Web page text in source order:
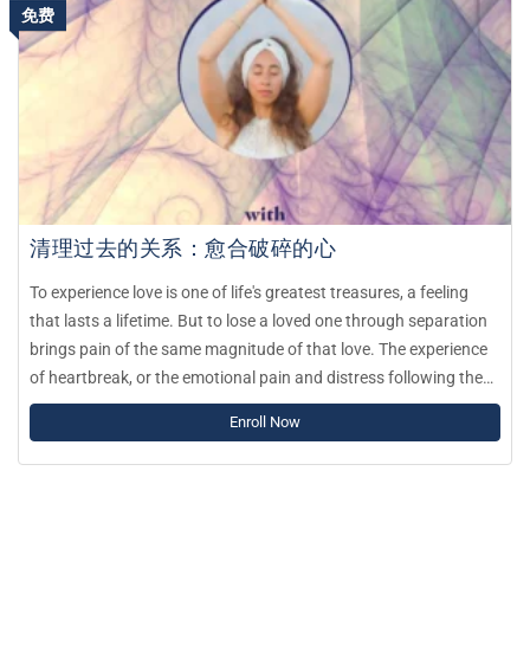
免费
清理过去的关系：愈合破碎的心
To experience love is one of life's greatest treasures, a feeling
that lasts a lifetime. But to lose a loved one through separation
brings pain of the same magnitude of that love. The experience
of heartbreak, or the emotional pain and distress following the
end of a romantic relationship can be as intense as physical
pain, such as losing a limb.
Enroll Now